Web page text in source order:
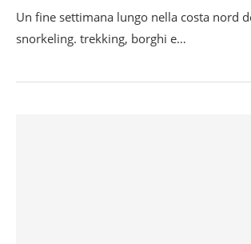
Un fine settimana lungo nella costa nord
snorkeling. trekking, borghi e…